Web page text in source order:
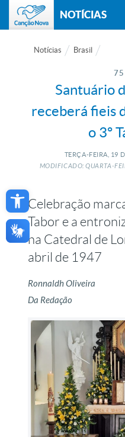
Open toolbar
NOTÍCIAS
Notícias Brasil
75
Santuário
receberá fieis
o 3º
TERÇA-FEIRA, 19
MODIFICADO: QUARTA-
Celebração
Tabor e a
na Catedral de
abril de 1947
Ronnaldh Oliveira
Da Redação